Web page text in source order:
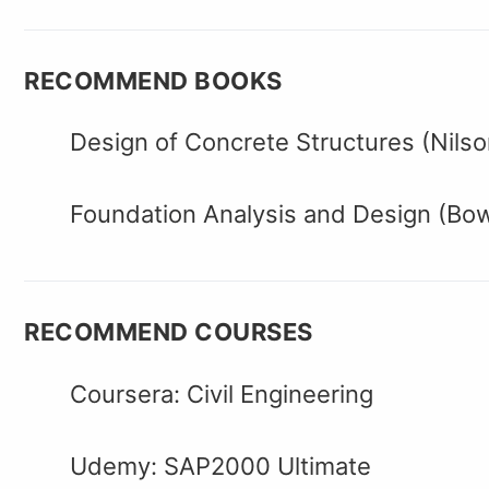
RECOMMEND BOOKS
Design of Concrete Structures
Foundation Analysis and Design
RECOMMEND COURSES
Coursera: Civil Engineering
Udemy: SAP2000 Ultimate